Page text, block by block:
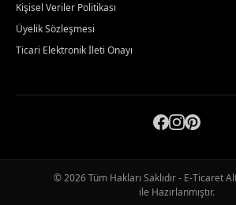
Kişisel Veriler Politikası
Üyelik Sözleşmesi
Ticari Elektronik İleti Onayı
© 2026 Tüm Hakları Saklıdır - E-Ticaret
ile Hazırlanmıştır.